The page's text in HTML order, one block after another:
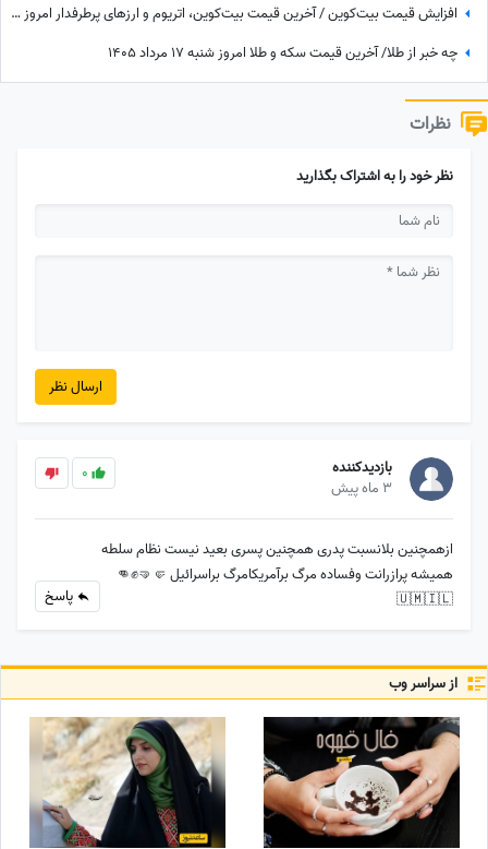
افزایش قیمت بیت‌کوین / آخرین قیمت بیت‌‌کوین، اتریوم و ارزهای پرطرفدار امروز سه‌شنبه 30 تیر 1405
چه خبر از طلا/ آخرین قیمت سکه و طلا امروز شنبه 17 مرداد 1405
نظرات
نظر خود را به اشتراک بگذارید
ارسال نظر
بازدیدکننده
3 ماه پیش
0
ازهمچنین بلانسبت پدری همچنین پسری بعید نیست نظام سلطه
همیشه پرازرانت وفساده مرگ برآمریکامرگ براسرائیل 🤛🤜✊️👊
🇺🇲🇮🇱
پاسخ
از سراسر وب